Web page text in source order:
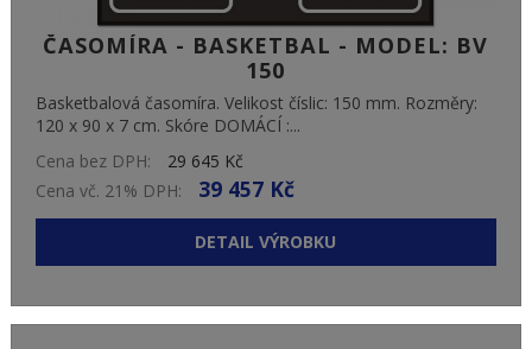
ČASOMÍRA - BASKETBAL - MODEL: BV
150
Basketbalová časomíra. Velikost číslic: 150 mm. Rozměry:
120 x 90 x 7 cm. Skóre DOMÁCÍ :...
Cena bez DPH:
29 645 Kč
Cena vč. 21% DPH:
39 457 Kč
DETAIL VÝROBKU